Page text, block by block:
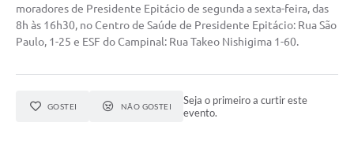
moradores de Presidente Epitácio de segunda a sexta-feira, das
8h às 16h30, no Centro de Saúde de Presidente Epitácio: Rua São
Paulo, 1-25 e ESF do Campinal: Rua Takeo Nishigima 1-60.
GOSTEI NÃO GOSTEI
Seja o primeiro a curtir este
evento.